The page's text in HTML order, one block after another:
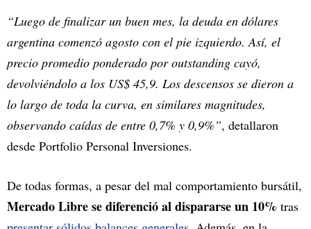
“Luego de finalizar un buen mes, la deuda en dólares
argentina comenzó agosto con el pie izquierdo. Así, el
precio promedio ponderado por outstanding cayó,
devolviéndolo a los US$ 45,9. Los descensos se dieron a
lo largo de toda la curva, en similares magnitudes,
observando caídas de entre 0,7% y 0,9%”, detallaron
desde Portfolio Personal Inversiones.
De todas formas, a pesar del mal comportamiento bursátil,
Mercado Libre se diferenció al dispararse un 10% tras